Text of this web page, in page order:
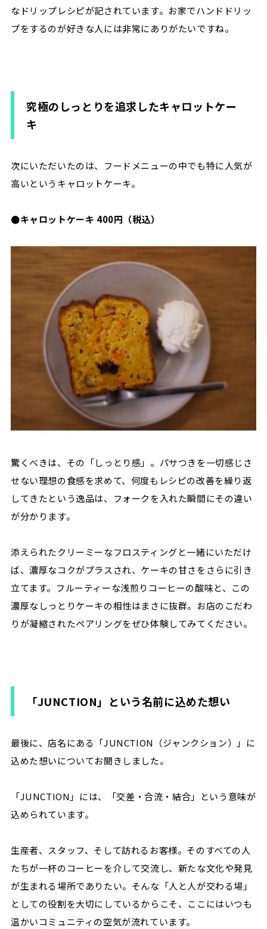
なドリップレシピが記されています。お家でハンドドリッ
プをするのが好きな人には非常にありがたいですね。
究極のしっとりを追求したキャロットケー
キ
次にいただいたのは、フードメニューの中でも特に人気が
高いというキャロットケーキ。
●キャロットケーキ 400円（税込）
驚くべきは、その「しっとり感」。パサつきを一切感じさ
せない理想の食感を求めて、何度もレシピの改善を繰り返
してきたという逸品は、フォークを入れた瞬間にその違い
が分かります。
添えられたクリーミーなフロスティングと一緒にいただけ
ば、濃厚なコクがプラスされ、ケーキの甘さをさらに引き
立てます。フルーティーな浅煎りコーヒーの酸味と、この
濃厚なしっとりケーキの相性はまさに抜群。お店のこだわ
りが凝縮されたペアリングをぜひ体験してみてください。
「JUNCTION」という名前に込めた想い
最後に、店名にある「JUNCTION（ジャンクション）」に
込めた想いについてお聞きしました。
「JUNCTION」には、「交差・合流・結合」という意味が
込められています。
生産者、スタッフ、そして訪れるお客様。そのすべての人
たちが一杯のコーヒーを介して交流し、新たな文化や発見
が生まれる場所でありたい。そんな「人と人が交わる場」
としての役割を大切にしているからこそ、ここにはいつも
温かいコミュニティの空気が流れています。